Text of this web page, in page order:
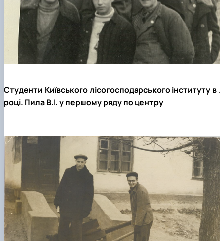
Студенти Київського лісогосподарського інституту в
році. Пила В.І. у першому ряду по центру